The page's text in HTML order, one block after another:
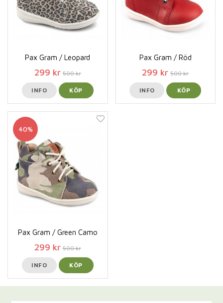
Pax Gram / Leopard
299 kr 500 kr
INFO KÖP
Pax Gram / Röd
299 kr 500 kr
INFO KÖP
40%
Pax Gram / Green Camo
299 kr 500 kr
INFO KÖP